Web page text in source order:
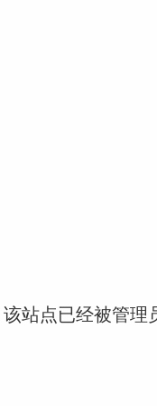
站点已经被管理